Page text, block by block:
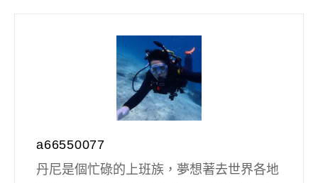
a66550077
丹尼是個忙碌的上班族，夢想著去世界各地